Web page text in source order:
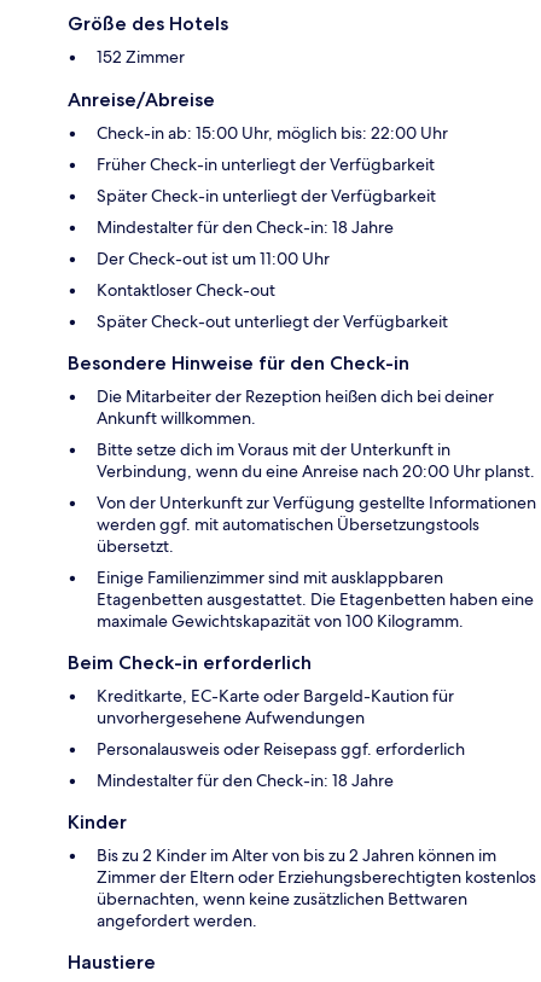
Größe des Hotels
152 Zimmer
Anreise/Abreise
Check-in ab: 15:00 Uhr, möglich bis: 22:00 Uhr
Früher Check-in unterliegt der Verfügbarkeit
Später Check-in unterliegt der Verfügbarkeit
Mindestalter für den Check-in: 18 Jahre
Der Check-out ist um 11:00 Uhr
Kontaktloser Check-out
Später Check-out unterliegt der Verfügbarkeit
Besondere Hinweise für den Check-in
Die Mitarbeiter der Rezeption heißen dich bei deiner
Ankunft willkommen.
Bitte setze dich im Voraus mit der Unterkunft in
Verbindung, wenn du eine Anreise nach 20:00 Uhr planst.
Von der Unterkunft zur Verfügung gestellte Informationen
werden ggf. mit automatischen Übersetzungstools
übersetzt.
Einige Familienzimmer sind mit ausklappbaren
Etagenbetten ausgestattet. Die Etagenbetten haben eine
maximale Gewichtskapazität von 100 Kilogramm.
Beim Check-in erforderlich
Kreditkarte, EC-Karte oder Bargeld-Kaution für
unvorhergesehene Aufwendungen
Personalausweis oder Reisepass ggf. erforderlich
Mindestalter für den Check-in: 18 Jahre
Kinder
Bis zu 2 Kinder im Alter von bis zu 2 Jahren können im
Zimmer der Eltern oder Erziehungsberechtigten kostenlos
übernachten, wenn keine zusätzlichen Bettwaren
angefordert werden.
Haustiere